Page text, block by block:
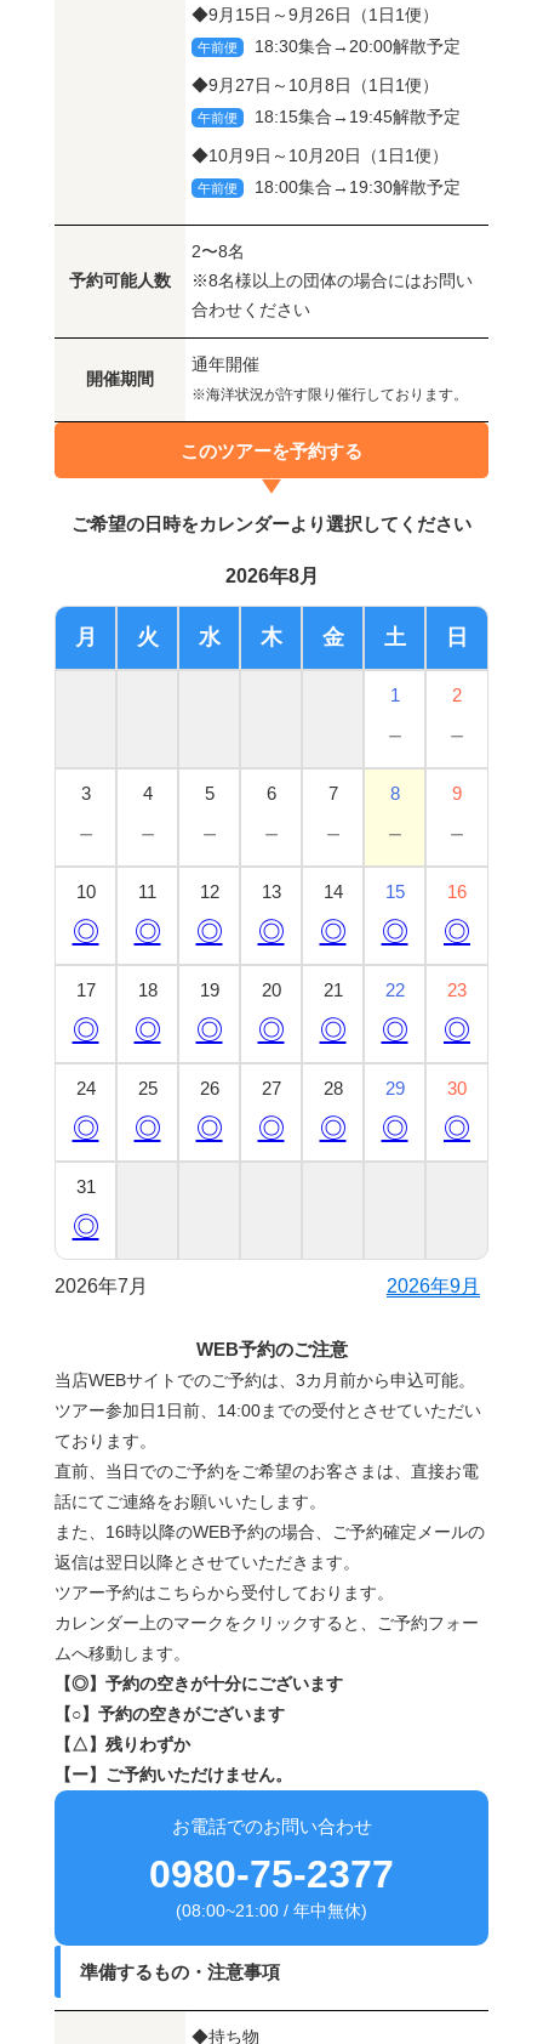
◆9月15日～9月26日（1日1便）
午前便 18:30集合→20:00解散予定
◆9月27日～10月8日（1日1便）
午前便 18:15集合→19:45解散予定
◆10月9日～10月20日（1日1便）
午前便 18:00集合→19:30解散予定
予約可能人数
2〜8名
※8名様以上の団体の場合にはお問い
合わせください
開催期間
通年開催
※海洋状況が許す限り催行しております。
このツアーを予約する
ご希望の日時をカレンダーより選択してください
WEB予約のご注意
当店WEBサイトでのご予約は、3カ月前から申込可能。
ツアー参加日1日前、14:00までの受付とさせていただい
ております。
直前、当日でのご予約をご希望のお客さまは、直接お電
話にてご連絡をお願いいたします。
また、16時以降のWEB予約の場合、ご予約確定メールの
返信は翌日以降とさせていただきます。
ツアー予約はこちらから受付しております。
カレンダー上のマークをクリックすると、ご予約フォー
ムへ移動します。
【◎】予約の空きが十分にございます
【○】予約の空きがございます
【△】残りわずか
【ー】ご予約いただけません。
お電話でのお問い合わせ
0980-75-2377
(08:00~21:00 / 年中無休)
2026年8月
月 火 水 木 金 土 日
1
－
2
－
3
－
4
－
5
－
6
－
7
－
8
－
9
－
10
◎
11
◎
12
◎
13
◎
14
◎
15
◎
16
◎
17
◎
18
◎
19
◎
20
◎
21
◎
22
◎
23
◎
24
◎
25
◎
26
◎
27
◎
28
◎
29
◎
30
◎
31
◎
2026年7月 2026年9月
準備するもの・注意事項
◆持ち物